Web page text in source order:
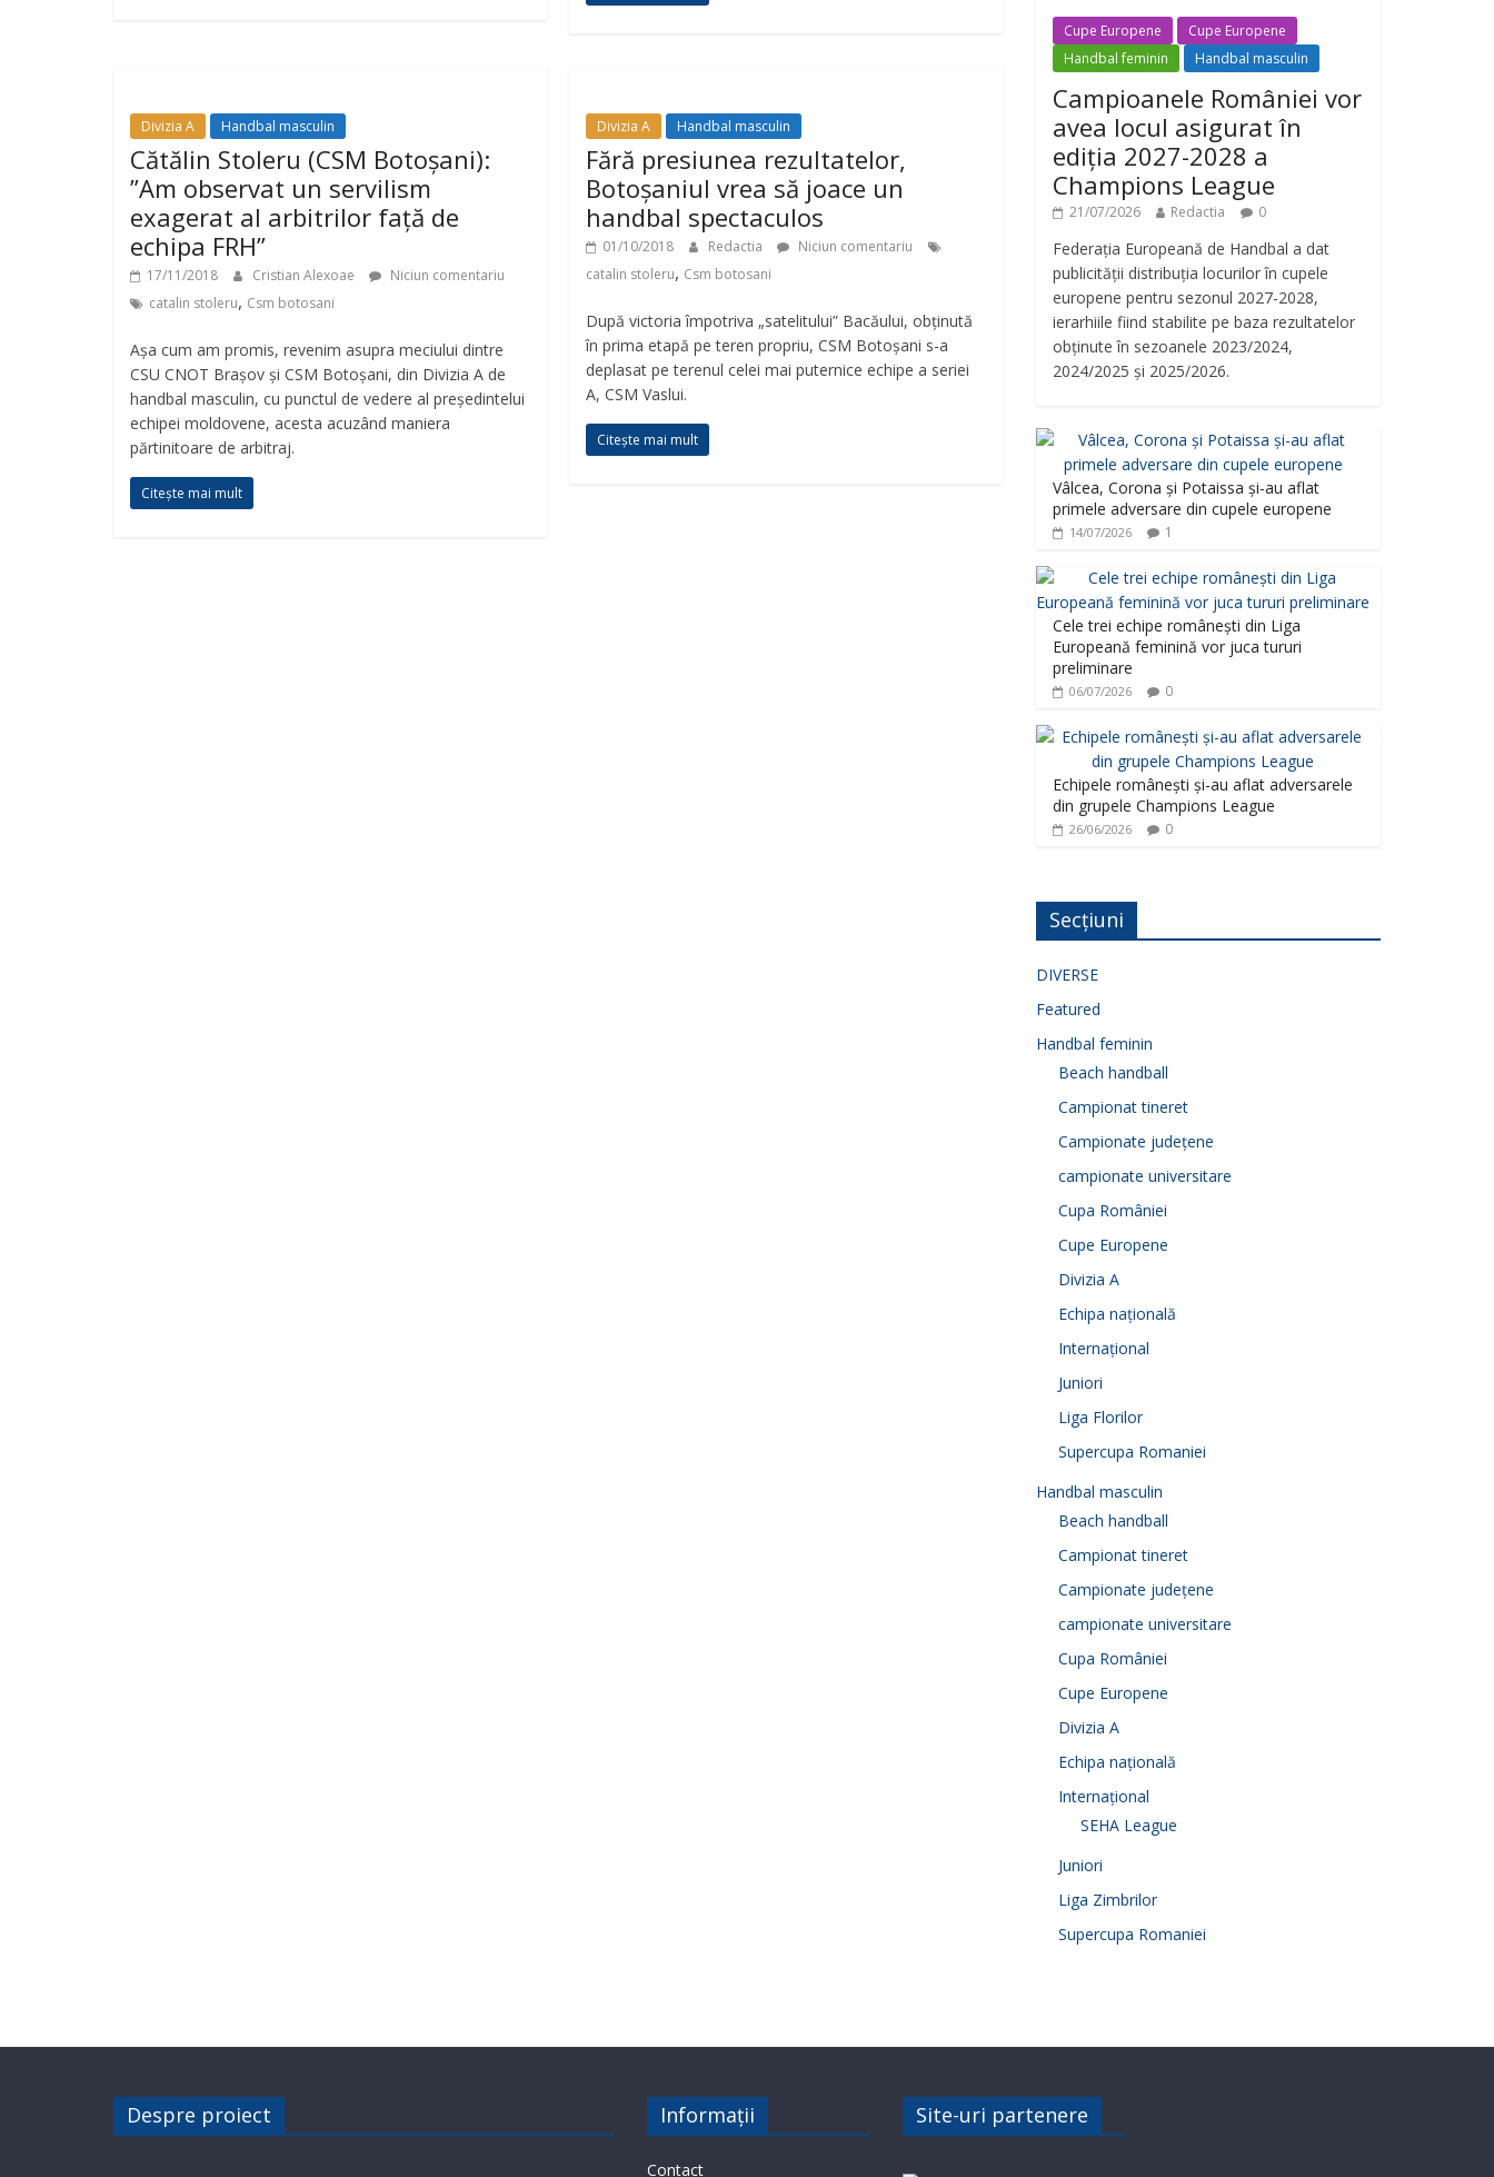
Divizia A Handbal masculin
Cătălin Stoleru (CSM Botoșani):
”Am observat un servilism
exagerat al arbitrilor față de
echipa FRH”
17/11/2018 Cristian Alexoae
Niciun comentariu
catalin stoleru, Csm botosani
Așa cum am promis, revenim asupra meciului dintre
CSU CNOT Brașov și CSM Botoșani, din Divizia A de
handbal masculin, cu punctul de vedere al președintelui
echipei moldovene, acesta acuzând maniera
părtinitoare de arbitraj.
Citește mai mult
Divizia A Handbal masculin
Fără presiunea rezultatelor,
Botoșaniul vrea să joace un
handbal spectaculos
01/10/2018 Redactia
Niciun comentariu
catalin stoleru, Csm botosani
După victoria împotriva „satelitului” Bacăului, obținută
în prima etapă pe teren propriu, CSM Botoșani s-a
deplasat pe terenul celei mai puternice echipe a seriei
A, CSM Vaslui.
Citește mai mult
Cupe Europene
Cupe Europene
Handbal feminin
Handbal masculin
Campioanele României vor
avea locul asigurat în
ediția 2027-2028 a
Champions League
21/07/2026 Redactia 0
Federația Europeană de Handbal a dat
publicității distribuția locurilor în cupele
europene pentru sezonul 2027-2028,
ierarhiile fiind stabilite pe baza rezultatelor
obținute în sezoanele 2023/2024,
2024/2025 și 2025/2026.
Vâlcea, Corona și Potaissa și-au aflat
primele adversare din cupele europene
14/07/2026 1
Cele trei echipe românești din Liga
Europeană feminină vor juca tururi
preliminare
06/07/2026 0
Echipele românești și-au aflat adversarele
din grupele Champions League
26/06/2026 0
Secțiuni
DIVERSE
Featured
Handbal feminin
Beach handball
Campionat tineret
Campionate județene
campionate universitare
Cupa României
Cupe Europene
Divizia A
Echipa națională
Internațional
Juniori
Liga Florilor
Supercupa Romaniei
Handbal masculin
Beach handball
Campionat tineret
Campionate județene
campionate universitare
Cupa României
Cupe Europene
Divizia A
Echipa națională
Internațional
SEHA League
Juniori
Liga Zimbrilor
Supercupa Romaniei
Despre proiect Informații
Contact
Site-uri partenere